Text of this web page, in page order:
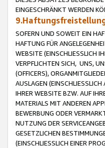
EINGESCHRÄNKT WERDEN
SOFERN UND SOWEIT EIN
HAFTUNG FÜR
WEBSITE (EINSCHLIESSLICH
VERPFLICHTEN SICH, UNS,
(OFFICERS),
AUSLAGEN
IHRER WEBSITE BZW. AUF
MATERIALS MIT ANDEREN
BEWERBUNG ODER
NUTZUNG DER
GESETZLICHEN
(EINSCHLIESSLICH EINER